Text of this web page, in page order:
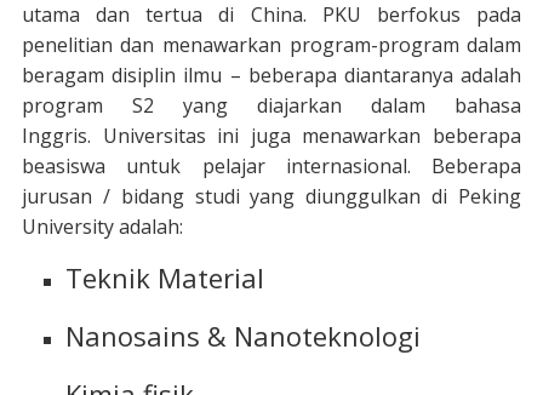
utama dan tertua di China. PKU berfokus pada
penelitian dan menawarkan program-program dalam
beragam disiplin ilmu – beberapa diantaranya adalah
program S2 yang diajarkan dalam bahasa
Inggris. Universitas ini juga menawarkan beberapa
beasiswa untuk pelajar internasional. Beberapa
jurusan / bidang studi yang diunggulkan di Peking
University adalah:
Teknik Material
Nanosains & Nanoteknologi